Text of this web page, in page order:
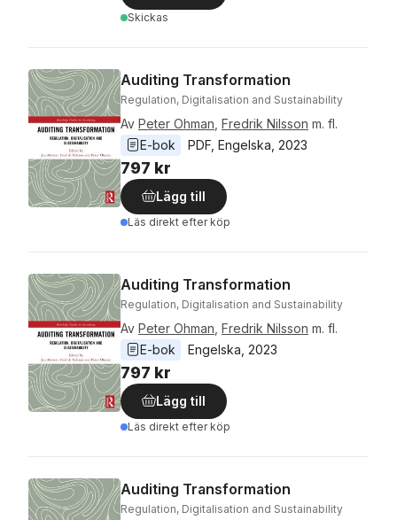
Skickas
Auditing Transformation
Regulation, Digitalisation and Sustainability
Av Peter Ohman Fredrik Nilsson m. fl.
E-bok
PDF Engelska 2023
797 kr
Lägg till
Läs direkt efter köp
Auditing Transformation
Regulation, Digitalisation and Sustainability
Av Peter Ohman Fredrik Nilsson m. fl.
E-bok
Engelska 2023
797 kr
Lägg till
Läs direkt efter köp
Auditing Transformation
Regulation, Digitalisation and Sustainability